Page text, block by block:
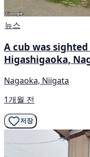
뉴스
A cub was
Higashigaoka,
Nagaoka, Niigata
1개월 전
저장